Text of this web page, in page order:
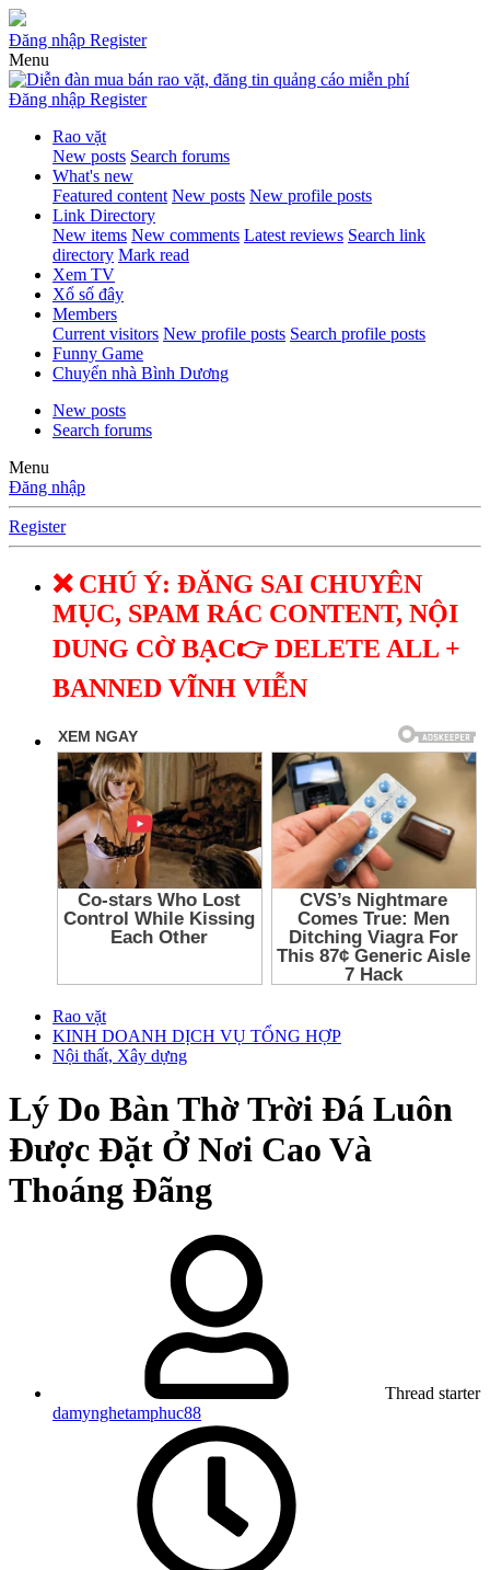
Đăng nhập Register
Menu
Đăng nhập Register
Rao vặt
New posts Search forums
What's new
Featured content New posts New profile posts
Link Directory
New items New comments Latest reviews Search link
directory Mark read
Xem TV
Xổ số đây
Members
Current visitors New profile posts Search profile posts
Funny Game
Chuyển nhà Bình Dương
New posts
Search forums
Menu
Đăng nhập
Register
❌ CHÚ Ý: ĐĂNG SAI CHUYÊN
MỤC, SPAM RÁC CONTENT, NỘI
DUNG CỜ BẠC👉 DELETE ALL +
BANNED VĨNH VIỄN
Rao vặt
KINH DOANH DỊCH VỤ TỔNG HỢP
Nội thất, Xây dựng
Lý Do Bàn Thờ Trời Đá Luôn
Được Đặt Ở Nơi Cao Và
Thoáng Đãng
Thread starter
damynghetamphuc88